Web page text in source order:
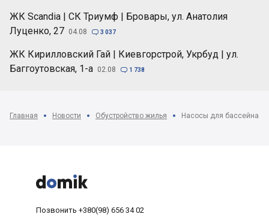
ЖК Scandia | СК Триумф | Бровары, ул. Анатолия
Луценко, 27 04.08  3 037
ЖК Кирилловский Гай | Киевгорстрой, Укрбуд | ул.
Баггоутовская, 1-а 02.08  1 738
Главная Новости Обустройство жилья Насосы для бассейна:



Позвонить +380(98) 656 34 02